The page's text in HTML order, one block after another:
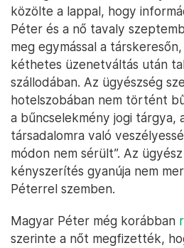
közölte a lappal, hogy
Péter és a nő tavaly
meg egymással a
kéthetes üzenetváltás után
szállodában. Az ügyészség
hotelszobában nem történt
a bűncselekmény jogi tárgya,
társadalomra való
módon nem sérült”. Az
kényszerítés gyanúja nem
Péterrel szemben.
Magyar Péter még korábban
szerinte a nőt megfizették,